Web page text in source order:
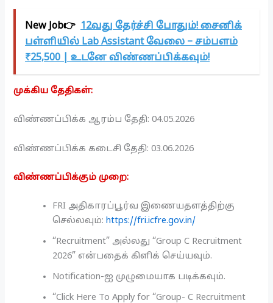
New Job👉 12வது தேர்ச்சி போதும்! சைனிக்
பள்ளியில் Lab Assistant வேலை – சம்பளம்
₹25,500 | உடனே விண்ணப்பிக்கவும்!
முக்கிய தேதிகள்:
விண்ணப்பிக்க ஆரம்ப தேதி: 04.05.2026
விண்ணப்பிக்க கடைசி தேதி: 03.06.2026
விண்ணப்பிக்கும் முறை:
FRI அதிகாரப்பூர்வ இணையதளத்திற்கு
செல்லவும்:https://fri.icfre.gov.in/
“Recruitment” அல்லது “Group C Recruitment
2026” என்பதைக் கிளிக் செய்யவும்.
Notification-ஐ முழுமையாக படிக்கவும்.
“Click Here To Apply for “Group- C Recruitment